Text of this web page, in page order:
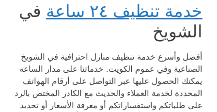
خدمة تنظيف ٢٤ ساعة
في
الشويخ
أفضل وأسرع خدمة تنظيف منازل احترافية في الشويخ
الصناعية وفي عموم الكويت. خدماتنا على مدار الساعة
يمكنك الحصول عليها عبر التواصل على أرقام الهواتف
المحددة لخدمة العملاء والحديث مع الكادر المختص بالرد
على طلباتكم واستفساراتكم أو معرفة الأسعار أو تحديد